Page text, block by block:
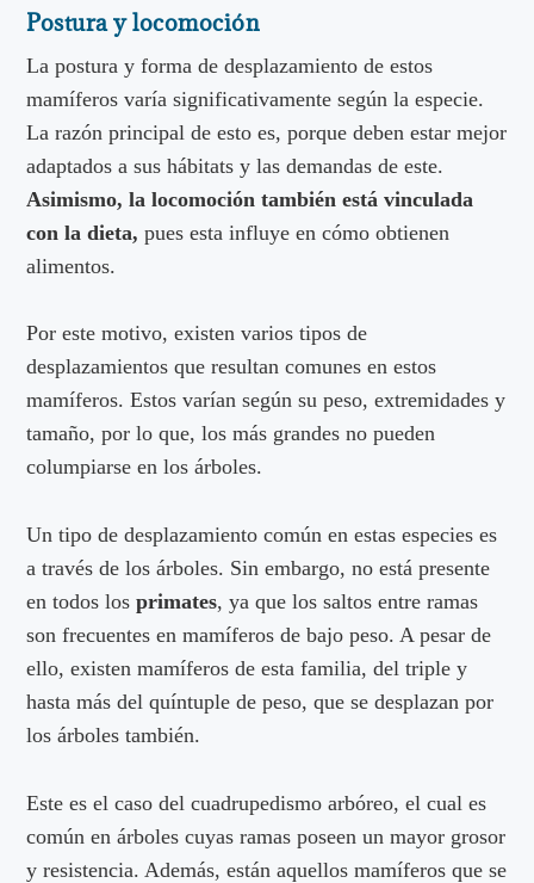
Postura y locomoción
La postura y forma de desplazamiento de estos
mamíferos varía significativamente según la especie.
La razón principal de esto es, porque deben estar mejor
adaptados a sus hábitats y las demandas de este.
Asimismo, la locomoción también está vinculada
con la dieta,pues esta influye en cómo obtienen
alimentos.
Por este motivo, existen varios tipos de
desplazamientos que resultan comunes en estos
mamíferos. Estos varían según su peso, extremidades y
tamaño, por lo que, los más grandes no pueden
columpiarse en los árboles.
Un tipo de desplazamiento común en estas especies es
a través de los árboles. Sin embargo, no está presente
en todos losprimates, ya que los saltos entre ramas
son frecuentes en mamíferos de bajo peso. A pesar de
ello, existen mamíferos de esta familia, del triple y
hasta más del quíntuple de peso, que se desplazan por
los árboles también.
Este es el caso del cuadrupedismo arbóreo, el cual es
común en árboles cuyas ramas poseen un mayor grosor
y resistencia. Además, están aquellos mamíferos que se